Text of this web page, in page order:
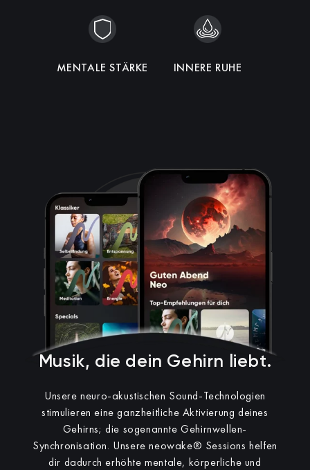
FOKUS
HARMONIE
MENTALE STÄRKE ENERGIE
INNERE RUHE
INTUITION
Musik, die dein Gehirn liebt.
Unsere neuro-akustischen Sound-Technologien
stimulieren eine ganzheitliche Aktivierung deines
Gehirns; die sogenannte Gehirnwellen-
Synchronisation. Unsere neowake® Sessions helfen
dir dadurch erhöhte mentale, körperliche und